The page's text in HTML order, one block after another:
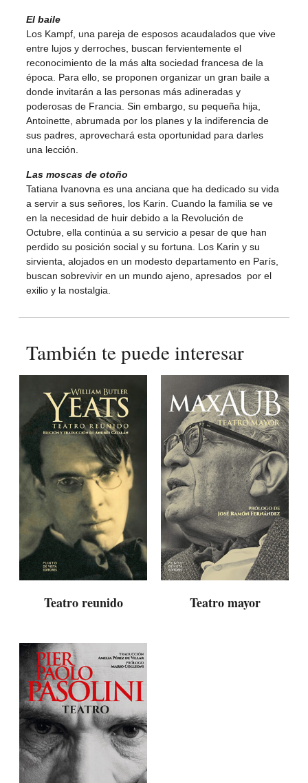
El baile
Los Kampf, una pareja de esposos acaudalados que vive
entre lujos y derroches, buscan fervientemente el
reconocimiento de la más alta sociedad francesa de la
época. Para ello, se proponen organizar un gran baile a
donde invitarán a las personas más adineradas y
poderosas de Francia. Sin embargo, su pequeña hija,
Antoinette, abrumada por los planes y la indiferencia de
sus padres, aprovechará esta oportunidad para darles
una lección.
Las moscas de otoño
Tatiana Ivanovna es una anciana que ha dedicado su vida
a servir a sus señores, los Karin. Cuando la familia se ve
en la necesidad de huir debido a la Revolución de
Octubre, ella continúa a su servicio a pesar de que han
perdido su posición social y su fortuna. Los Karin y su
sirvienta, alojados en un modesto departamento en París,
buscan sobrevivir en un mundo ajeno, apresados por el
exilio y la nostalgia.
También te puede interesar
Teatro reunido Teatro mayor